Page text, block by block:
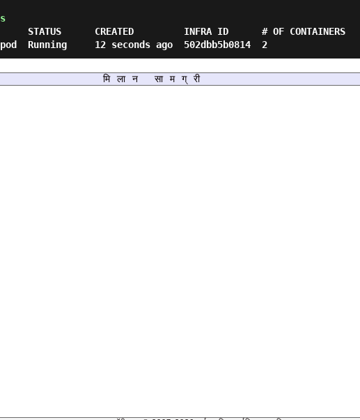
STATUS      CREATED         INFRA ID      # OF CONTAINERS
मिलान सामग्री